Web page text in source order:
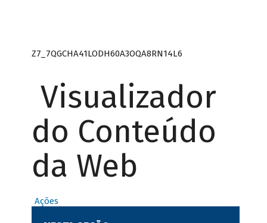
Z7_7QGCHA41LODH60A3OQA8RN14L6
Visualizador
do Conteúdo
da Web
Ações